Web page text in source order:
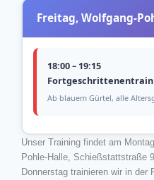
Freitag, Wolfgang-
18:00 – 19:15
Ab blauem Gürtel, alle
Unser Training findet am
Pohle-Halle, Schießstattstraße
Donnerstag trainieren wir in der